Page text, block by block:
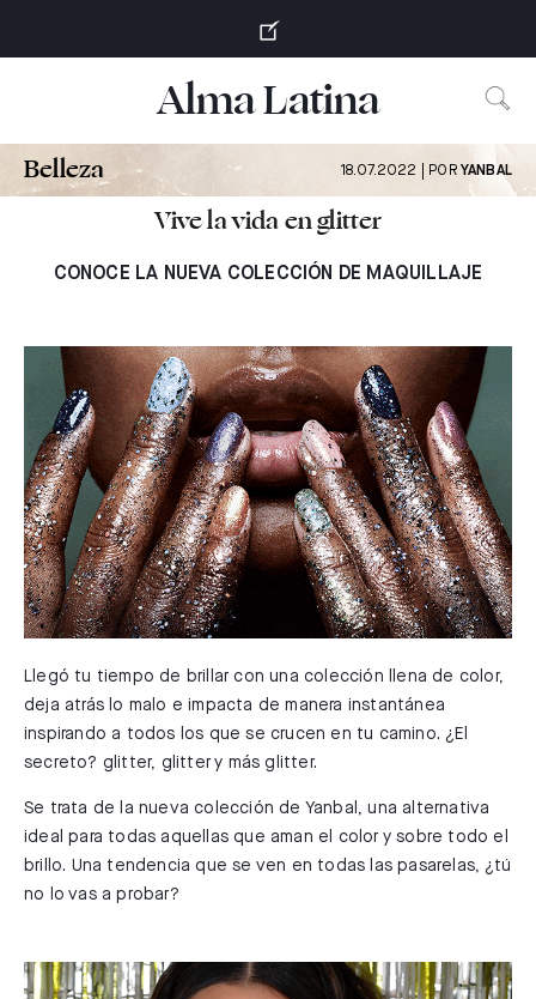
Alma Latina
Belleza 18.07.2022 | POR YANBAL
Vive la vida en glitter
CONOCE LA NUEVA COLECCIÓN DE MAQUILLAJE
Llegó tu tiempo de brillar con una colección llena de color,
deja atrás lo malo e impacta de manera instantánea
inspirando a todos los que se crucen en tu camino. ¿El
secreto? glitter, glitter y más glitter.
Se trata de la nueva colección de Yanbal, una alternativa
ideal para todas aquellas que aman el color y sobre todo el
brillo. Una tendencia que se ven en todas las pasarelas, ¿tú
no lo vas a probar?